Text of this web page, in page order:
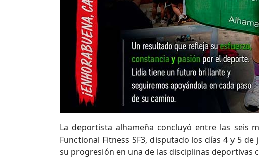
La deportista alhameña concluyó entre las seis
Functional Fitness SF3, disputado los días 4 y 5
su progresión en una de las disciplinas deportivas